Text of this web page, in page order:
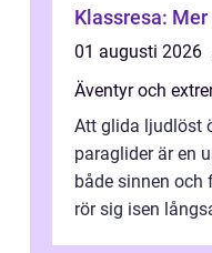
Klassresa:
01 augusti 2026
Äventyr och
Att glida ljudlöst
paraglider är en
både sinnen och
rör sig isen